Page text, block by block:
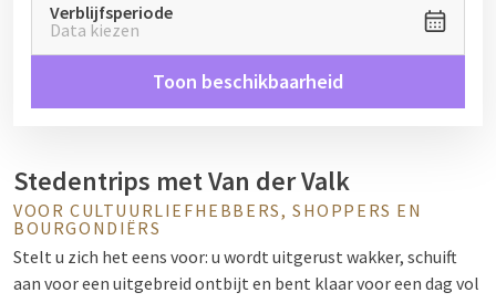
Verblijfsperiode
Data kiezen
Toon beschikbaarheid
Stedentrips met Van der Valk
VOOR CULTUURLIEFHEBBERS, SHOPPERS EN
BOURGONDIËRS
Stelt u zich het eens voor: u wordt uitgerust wakker, schuift
aan voor een uitgebreid ontbijt en bent klaar voor een dag vol